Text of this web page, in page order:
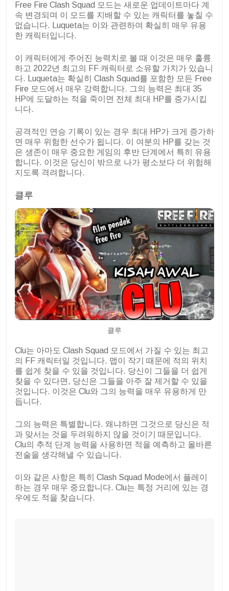
Free Fire Clash Squad 모드는 새로운 업데이트마다 계
속 변경되며 이 모드를 지배할 수 있는 캐릭터를 놓칠 수
없습니다. Luqueta는 이와 관련하여 확실히 매우 유용
한 캐릭터입니다.
이 캐릭터에게 주어진 능력치로 볼 때 이것은 매우 훌륭
하고 2022년 최고의 FF 캐릭터로 소유할 가치가 있습니
다. Luqueta는 확실히 Clash Squad를 포함한 모든 Free
Fire 모드에서 매우 강력합니다. 그의 능력은 최대 35
HP에 도달하는 적을 죽이면 전체 최대 HP를 증가시킵
니다.
공격적인 연승 기록이 있는 경우 최대 HP가 크게 증가하
면 매우 위험한 선수가 됩니다. 이 여분의 HP를 갖는 것
은 생존이 매우 중요한 게임의 후반 단계에서 특히 유용
합니다. 이것은 당신이 밖으로 나가 평소보다 더 위험해
지도록 격려합니다.
클루
클루
Clu는 아마도 Clash Squad 모드에서 가질 수 있는 최고
의 FF 캐릭터일 것입니다. 맵이 작기 때문에 적의 위치
를 쉽게 찾을 수 있을 것입니다. 당신이 그들을 더 쉽게
찾을 수 있다면, 당신은 그들을 아주 잘 제거할 수 있을
것입니다. 이것은 Clu와 그의 능력을 매우 유용하게 만
듭니다.
그의 능력은 특별합니다. 왜냐하면 그것으로 당신은 적
과 맞서는 것을 두려워하지 않을 것이기 때문입니다.
Clu의 추적 단계 능력을 사용하면 적을 예측하고 올바른
전술을 생각해낼 수 있습니다.
이와 같은 사항은 특히 Clash Squad Mode에서 플레이
하는 경우 매우 중요합니다. Clu는 특정 거리에 있는 경
우에도 적을 찾습니다.